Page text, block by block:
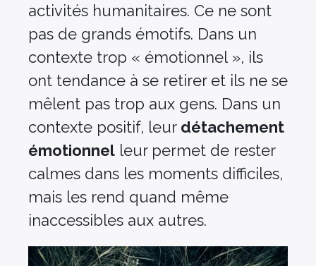
activités humanitaires. Ce ne sont
pas de grands émotifs. Dans un
contexte trop « émotionnel », ils
ont tendance à se retirer et ils ne se
mêlent pas trop aux gens. Dans un
contexte positif, leur détachement
émotionnel leur permet de rester
calmes dans les moments difficiles,
mais les rend quand même
inaccessibles aux autres.